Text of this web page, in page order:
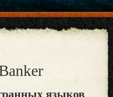
языков